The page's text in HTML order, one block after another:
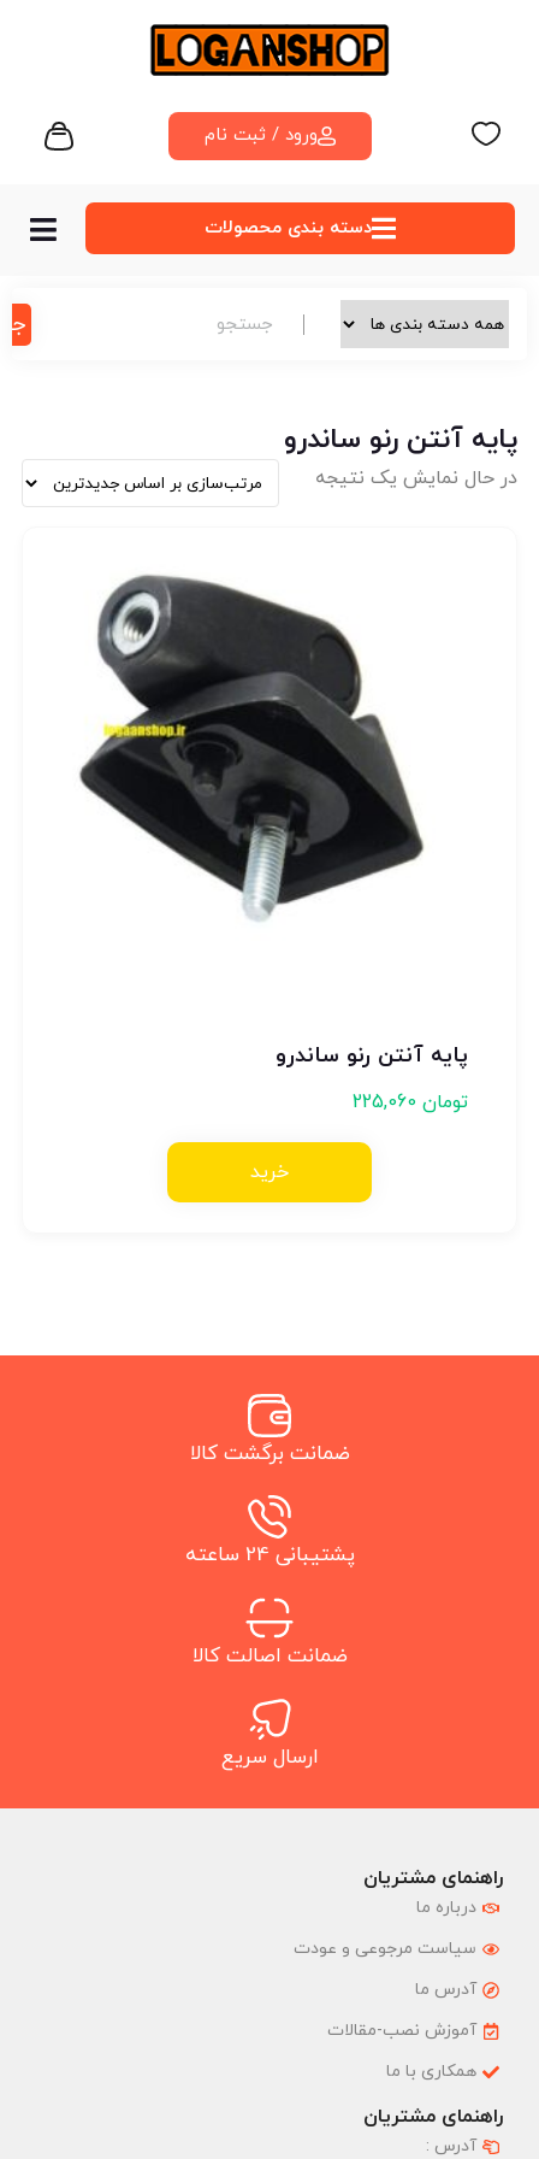
ورود / ثبت نام
دسته‌ بندی محصولات
پایه آنتن رنو ساندرو
در حال نمایش یک نتیجه
پایه آنتن رنو ساندرو
تومان225,060
خرید
ضمانت برگشت کالا
پشتیبانی 24 ساعته
ضمانت اصالت کالا
ارسال سریع
راهنمای مشتریان
درباره ما
سیاست مرجوعی و عودت
آدرس ما
آموزش نصب-مقالات
همکاری با ما
راهنمای مشتریان
آدرس :